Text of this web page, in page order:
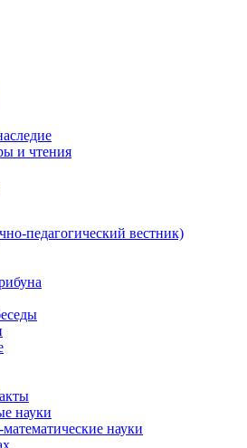
и чтения
педагогический вестник)
науки
науки